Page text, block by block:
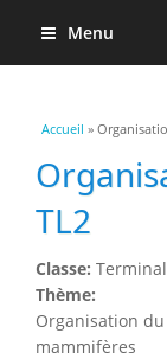
Menu
Vous êtes ici
Accueil »
TL2
Classe:
Thème:
Organisation
mammifères